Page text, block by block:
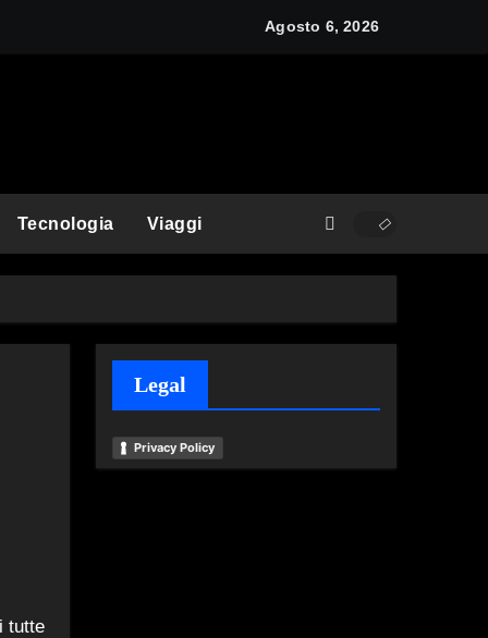
Agosto 6, 2026
Tecnologia Viaggi
tutte
Legal
Privacy Policy